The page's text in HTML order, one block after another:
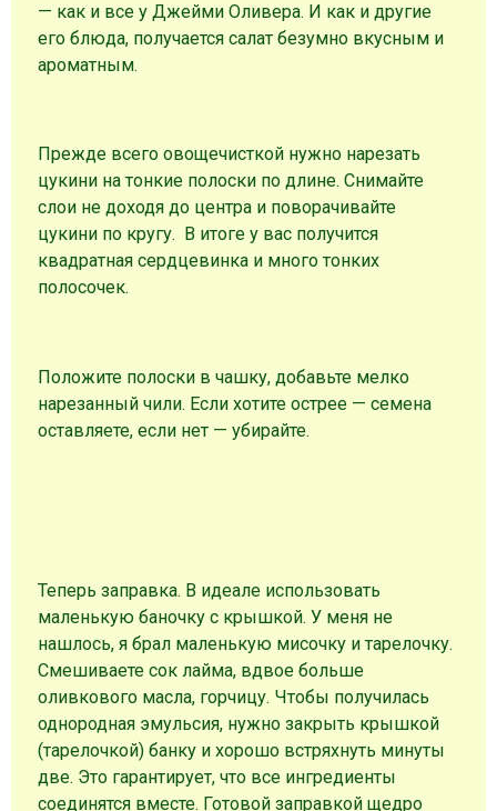
— как и все у Джейми Оливера. И как и другие
его блюда, получается салат безумно вкусным и
ароматным.
Прежде всего овощечисткой нужно нарезать
цукини на тонкие полоски по длине. Снимайте
слои не доходя до центра и поворачивайте
цукини по кругу. В итоге у вас получится
квадратная сердцевинка и много тонких
полосочек.
Положите полоски в чашку, добавьте мелко
нарезанный чили. Если хотите острее — семена
оставляете, если нет — убирайте.
Теперь заправка. В идеале использовать
маленькую баночку с крышкой. У меня не
нашлось, я брал маленькую мисочку и тарелочку.
Смешиваете сок лайма, вдвое больше
оливкового масла, горчицу. Чтобы получилась
однородная эмульсия, нужно закрыть крышкой
(тарелочкой) банку и хорошо встряхнуть минуты
две. Это гарантирует, что все ингредиенты
соединятся вместе. Готовой заправкой щедро